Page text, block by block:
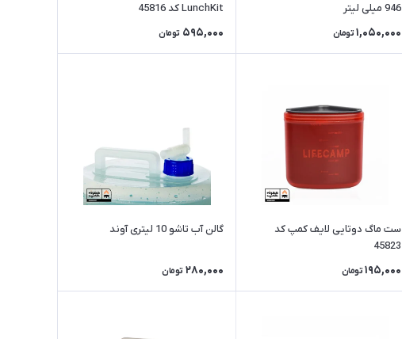
946 میلی لیتر
1,050,000 تومان
LunchKit کد 45816
595,000 تومان
ست ماگ دوتایی لایف کمپ کد
45823
195,000 تومان
گالن آب تاشو 10 لیتری آوند
280,000 تومان